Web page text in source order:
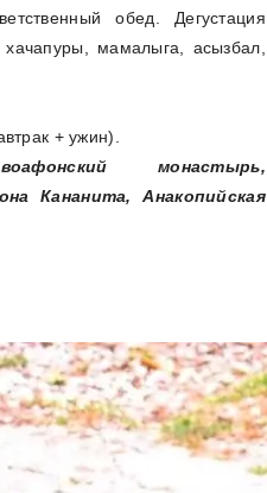
обед. Дегустация
мамалыга, асызбал,
+ ужин).
монастырь,
Кананита, Анакопийская